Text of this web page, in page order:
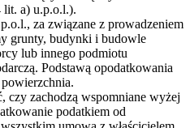
lit. a) u.p.o.l.).
za związane z prowadzeniem
grunty, budynki i budowle
lub innego podmiotu
Podstawą opodatkowania
zachodzą wspomniane wyżej
podatkiem od